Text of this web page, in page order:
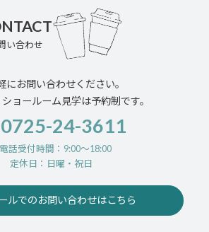
い合わせ
にお問い合わせください。
ョールーム見学は予約制です。
0725-24-3611
話受付時間：9:00〜18:00
定休日：日曜・祝日
ルでのお問い合わせはこちら